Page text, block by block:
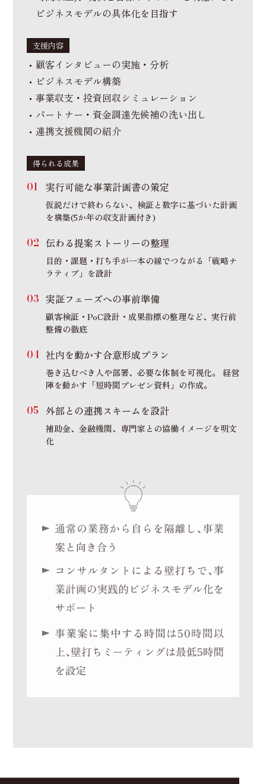
ビジネスモデルの具体化を目指す
支援内容
顧客インタビューの実施・分析
ビジネスモデル構築
事業収支・投資回収シミュレーション
パートナー・資金調達先候補の洗い出し
連携支援機関の紹介
得られる成果
実行可能な事業計画書の策定
仮説だけで終わらない、検証と数字に基づいた計画
を構築(5か年の収支計画付き)
伝わる提案ストーリーの整理
目的・課題・打ち手が一本の線でつながる「戦略ナ
ラティブ」を設計
実証フェーズへの事前準備
顧客検証・PoC設計・成果指標の整理など、実行前
整備の徹底
社内を動かす合意形成プラン
巻き込むべき人や部署、必要な体制を可視化。 経営
陣を動かす「短時間プレゼン資料」の作成。
外部との連携スキームを設計
補助金、金融機関、専門家との協働イメージを明文
化